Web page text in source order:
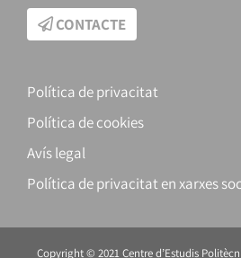
CONTACTE
Política de privacitat
Política de cookies
Avís legal
Política de privacitat en xarxes
Copyright © 2021 Centre d’Estudis